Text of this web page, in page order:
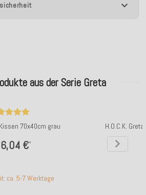
aus der Serie Greta
70x40cm grau
€*
ca. 5-7 Werktage
H.O.C.K.